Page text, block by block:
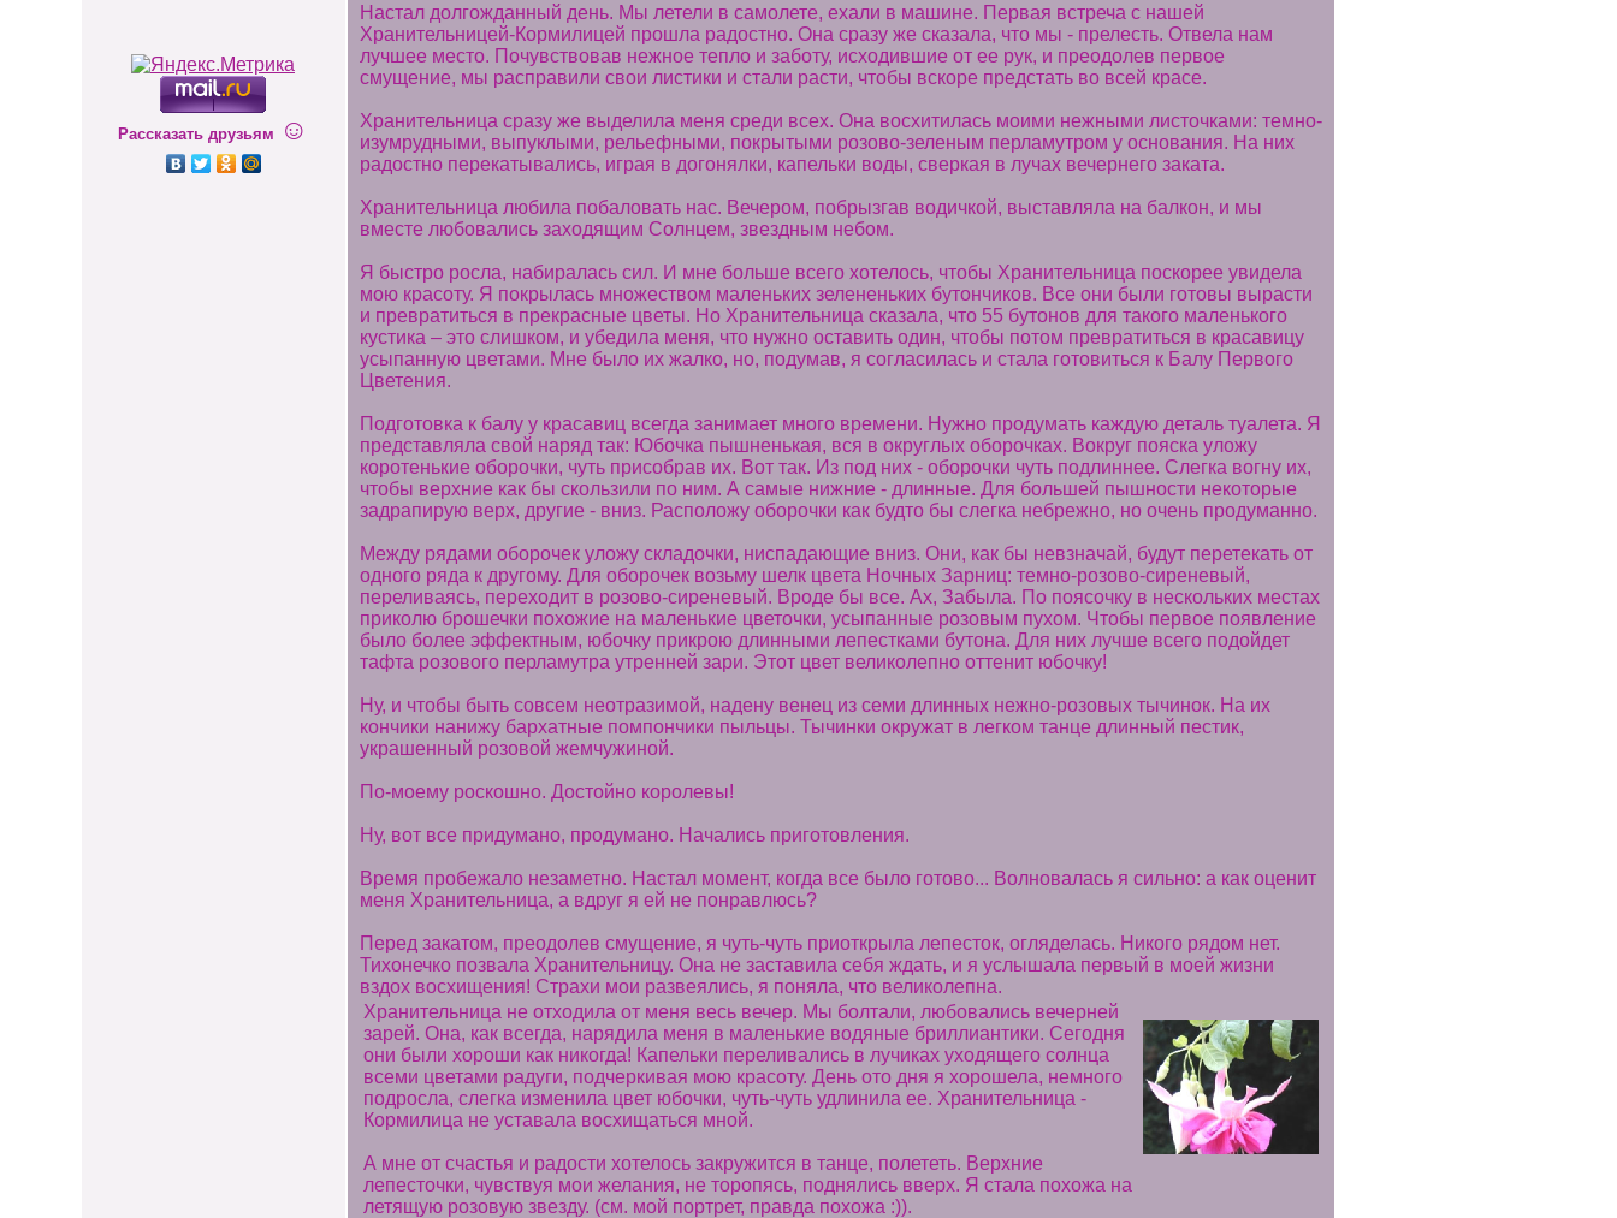
Рассказать друзьям ☺
Настал долгожданный день. Мы летели в самолете, ехали в машине. Первая встреча с нашей
Хранительницей-Кормилицей прошла радостно. Она сразу же сказала, что мы - прелесть. Отвела нам
лучшее место. Почувствовав нежное тепло и заботу, исходившие от ее рук, и преодолев первое
смущение, мы расправили свои листики и стали расти, чтобы вскоре предстать во всей красе.
Хранительница сразу же выделила меня среди всех. Она восхитилась моими нежными листочками: темно-
изумрудными, выпуклыми, рельефными, покрытыми розово-зеленым перламутром у основания. На них
радостно перекатывались, играя в догонялки, капельки воды, сверкая в лучах вечернего заката.
Хранительница любила побаловать нас. Вечером, побрызгав водичкой, выставляла на балкон, и мы
вместе любовались заходящим Солнцем, звездным небом.
Я быстро росла, набиралась сил. И мне больше всего хотелось, чтобы Хранительница поскорее увидела
мою красоту. Я покрылась множеством маленьких зелененьких бутончиков. Все они были готовы вырасти
и превратиться в прекрасные цветы. Но Хранительница сказала, что 55 бутонов для такого маленького
кустика – это слишком, и убедила меня, что нужно оставить один, чтобы потом превратиться в красавицу
усыпанную цветами. Мне было их жалко, но, подумав, я согласилась и стала готовиться к Балу Первого
Цветения.
Подготовка к балу у красавиц всегда занимает много времени. Нужно продумать каждую деталь туалета. Я
представляла свой наряд так: Юбочка пышненькая, вся в округлых оборочках. Вокруг пояска уложу
коротенькие оборочки, чуть присобрав их. Вот так. Из под них - оборочки чуть подлиннее. Слегка вогну их,
чтобы верхние как бы скользили по ним. А самые нижние - длинные. Для большей пышности некоторые
задрапирую верх, другие - вниз. Расположу оборочки как будто бы слегка небрежно, но очень продуманно.
Между рядами оборочек уложу складочки, ниспадающие вниз. Они, как бы невзначай, будут перетекать от
одного ряда к другому. Для оборочек возьму шелк цвета Ночных Зарниц: темно-розово-сиреневый,
переливаясь, переходит в розово-сиреневый. Вроде бы все. Ах, Забыла. По поясочку в нескольких местах
приколю брошечки похожие на маленькие цветочки, усыпанные розовым пухом. Чтобы первое появление
было более эффектным, юбочку прикрою длинными лепестками бутона. Для них лучше всего подойдет
тафта розового перламутра утренней зари. Этот цвет великолепно оттенит юбочку!
Ну, и чтобы быть совсем неотразимой, надену венец из семи длинных нежно-розовых тычинок. На их
кончики нанижу бархатные помпончики пыльцы. Тычинки окружат в легком танце длинный пестик,
украшенный розовой жемчужиной.
По-моему роскошно. Достойно королевы!
Ну, вот все придумано, продумано. Начались приготовления.
Время пробежало незаметно. Настал момент, когда все было готово... Волновалась я сильно: а как оценит
меня Хранительница, а вдруг я ей не понравлюсь?
Перед закатом, преодолев смущение, я чуть-чуть приоткрыла лепесток, огляделась. Никого рядом нет.
Тихонечко позвала Хранительницу. Она не заставила себя ждать, и я услышала первый в моей жизни
вздох восхищения! Страхи мои развеялись, я поняла, что великолепна.
Хранительница не отходила от меня весь вечер. Мы болтали, любовались вечерней
зарей. Она, как всегда, нарядила меня в маленькие водяные бриллиантики. Сегодня
они были хороши как никогда! Капельки переливались в лучиках уходящего солнца
всеми цветами радуги, подчеркивая мою красоту. День ото дня я хорошела, немного
подросла, слегка изменила цвет юбочки, чуть-чуть удлинила ее. Хранительница -
Кормилица не уставала восхищаться мной.
А мне от счастья и радости хотелось закружится в танце, полететь. Верхние
лепесточки, чувствуя мои желания, не торопясь, поднялись вверх. Я стала похожа на
летящую розовую звезду. (см. мой портрет, правда похожа :)).